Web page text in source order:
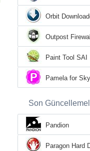
Orbit
Outpost
Paint Tool SAI
Pamela for
Son
Pandion
Paragon Hard